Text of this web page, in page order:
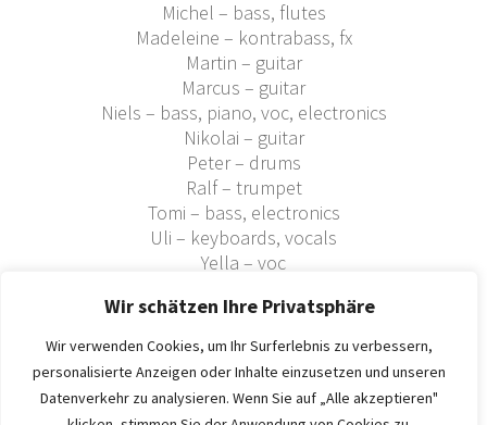
Wir schätzen Ihre Privatsphäre
Wir verwenden Cookies, um Ihr Surferlebnis zu verbessern,
personalisierte Anzeigen oder Inhalte einzusetzen und unseren
Datenverkehr zu analysieren. Wenn Sie auf „Alle akzeptieren"
Michel – bass, flutes
Madeleine – kontrabass, fx
Martin – guitar
Marcus – guitar
Niels – bass, piano, voc, electronics
Nikolai – guitar
Peter – drums
Ralf – trumpet
Tomi – bass, electronics
Uli – keyboards, vocals
Yella – voc
u.a.